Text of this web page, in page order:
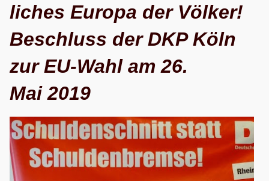
li­ches Europa der Völ­ker!
Beschluss der DKP Köln
zur EU-Wahl am 26.
Mai 2019